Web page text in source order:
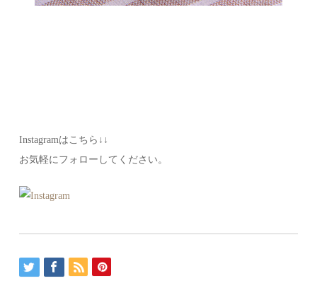
Instagramはこちら↓↓
お気軽にフォローしてください。